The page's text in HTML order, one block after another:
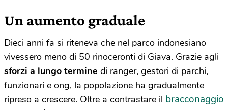
Un aumento graduale
Dieci anni fa si riteneva che nel parco indonesiano
vivessero meno di 50 rinoceronti di Giava. Grazie agli
sforzi a lungo termine di ranger, gestori di parchi,
funzionari e ong, la popolazione ha gradualmente
ripreso a crescere. Oltre a contrastare il bracconaggio